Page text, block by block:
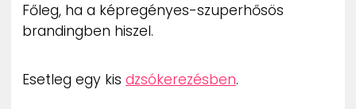
Főleg, ha a képregényes-szuperhősös
brandingben hiszel.
Esetleg egy kis dzsókerezésben.